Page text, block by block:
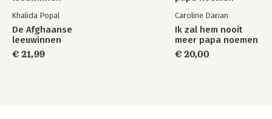
Khalida Popal
De Afghaanse
leeuwinnen
€ 21,99
Caroline Darian
Ik zal hem nooit
meer papa noemen
€ 20,00